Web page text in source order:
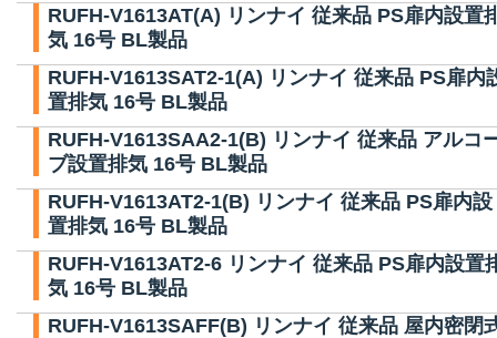
RUFH-V1613AT(A) リンナイ 従来品 PS扉内設置
気 16号 BL製品
RUFH-V1613SAT2-1(A) リンナイ 従来品 PS扉内
置排気 16号 BL製品
RUFH-V1613SAA2-1(B) リンナイ 従来品 アルコ
ブ設置排気 16号 BL製品
RUFH-V1613AT2-1(B) リンナイ 従来品 PS扉内設
置排気 16号 BL製品
RUFH-V1613AT2-6 リンナイ 従来品 PS扉内設置
気 16号 BL製品
RUFH-V1613SAFF(B) リンナイ 従来品 屋内密閉